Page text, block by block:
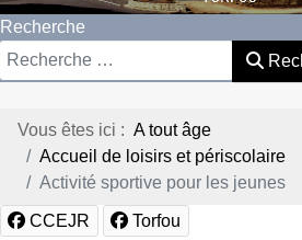
Recherche
Vous êtes ici : A tout âge
Accueil de loisirs et périscolaire
Activité sportive pour les jeunes
CCEJR Torfou